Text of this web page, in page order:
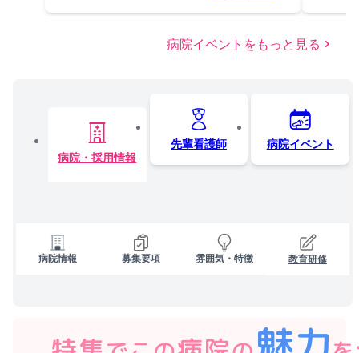
病院イベントをもっと見る
病院・採用情報
先輩看護師 病院イベント
病院情報 募集要項 雰囲気・特徴 教育研修